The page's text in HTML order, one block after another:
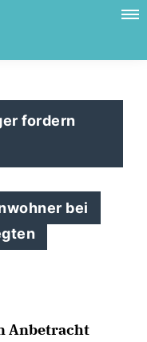
fordern
bei
Anbetracht